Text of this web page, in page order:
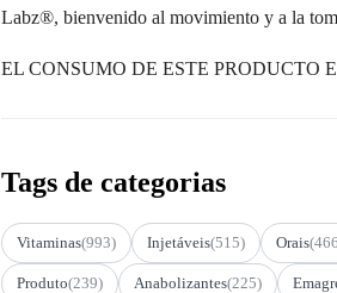
Labz®, bienvenido al movimiento y a la
EL CONSUMO DE ESTE PRODUCTO
Tags de categorias
Vitaminas(993) Injetáveis(515) Orais
Produto(239) Anabolizantes(225)